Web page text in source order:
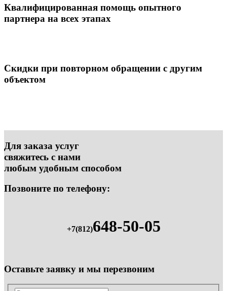
Квалифицированная помощь опытного
партнера на всех этапах
Скидки при повторном обращении с другим
объектом
Для заказа услуг
свяжитесь с нами
любым удобным способом
Позвоните по телефону:
+7(812)648-50-05
Оставьте заявку и мы перезвоним